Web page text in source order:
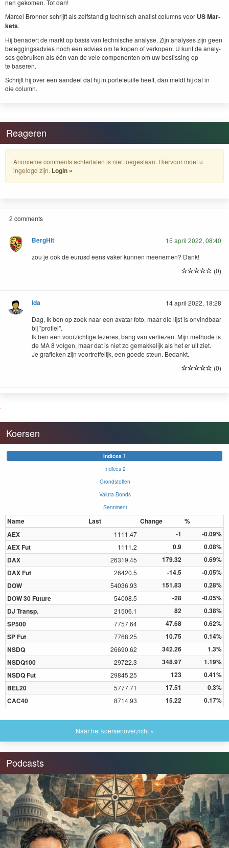
nen gekomen. Tot dan!
Mar­cel Bron­ner schri­jft als zelf­s­tandig tech­nisch anal­ist columns voor USMar­
kets.
Hij benadert de markt op basis van tech­nis­che analyse. Zijn analy­ses zijn geen
beleg­gingsad­vies noch een advies om te kopen of verkopen. U kunt de analy­
ses gebruiken als één van de vele com­po­nen­ten om uw besliss­ing op
te baseren.
Schri­jft hij over een aan­deel dat hij in porte­feuille heeft, dan meldt hij dat in
die column.
Reageren
Anonieme comments achterlaten is niet toegestaan. Hiervoor moet u
ingelogd zijn. Login »
2 comments
BergHit
15 april 2022, 08:40
zou je ook de eurusd eens vaker kunnen meenemen? Dank!
(0)
Ida
14 april 2022, 18:28
Dag, Ik ben op zoek naar een avatar foto, maar die lijst is onvindbaar
bij "profiel".
Ik ben een voorzichtige lezeres, bang van verliezen. Mijn methode is
de MA 8 volgen, maar dat is niet zo gemakkelijk als het er uit ziet.
Je grafieken zijn voortreffelijk, een goede steun. Bedankt.
(0)
Koersen
Indices 1
Indices 2
Grondstoffen
Valuta-Bonds
Sentiment
Name Last Change
%
AEX
1111.47 -1
-0.09%
AEX Fut
1111.2 0.9
0.08%
DAX
26319.45 179.32
0.69%
DAX Fut
26420.5 -14.5
-0.05%
DOW
54036.93 151.83
0.28%
DOW 30 Future
54008.5 -28
-0.05%
DJ Transp.
21506.1 82
0.38%
SP500
7757.64 47.68
0.62%
SP Fut
7768.25 10.75
0.14%
NSDQ
26690.62 342.26
1.3%
NSDQ100
29722.3 348.97
1.19%
NSDQ Fut
29845.25 123
0.41%
BEL20
5777.71 17.51
0.3%
CAC40
8714.93 15.22 0.17%
Naar het koersenoverzicht »
Podcasts